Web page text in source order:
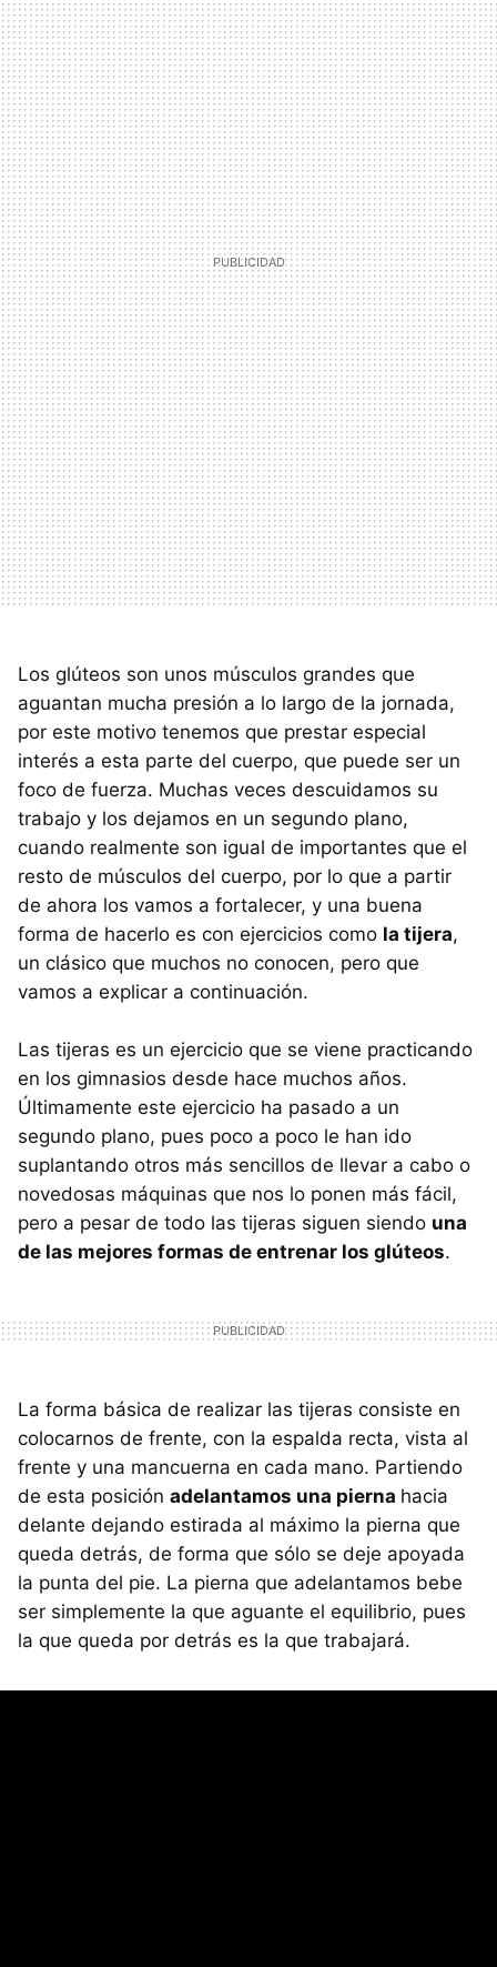
Los glúteos son unos músculos grandes que
aguantan mucha presión a lo largo de la jornada,
por este motivo tenemos que prestar especial
interés a esta parte del cuerpo, que puede ser un
foco de fuerza. Muchas veces descuidamos su
trabajo y los dejamos en un segundo plano,
cuando realmente son igual de importantes que el
resto de músculos del cuerpo, por lo que a partir
de ahora los vamos a fortalecer, y una buena
forma de hacerlo es con ejercicios como la tijera,
un clásico que muchos no conocen, pero que
vamos a explicar a continuación.
Las tijeras es un ejercicio que se viene practicando
en los gimnasios desde hace muchos años.
Últimamente este ejercicio ha pasado a un
segundo plano, pues poco a poco le han ido
suplantando otros más sencillos de llevar a cabo o
novedosas máquinas que nos lo ponen más fácil,
pero a pesar de todo las tijeras siguen siendo una
de las mejores formas de entrenar los glúteos.
La forma básica de realizar las tijeras consiste en
colocarnos de frente, con la espalda recta, vista al
frente y una mancuerna en cada mano. Partiendo
de esta posición adelantamos una pierna hacia
delante dejando estirada al máximo la pierna que
queda detrás, de forma que sólo se deje apoyada
la punta del pie. La pierna que adelantamos bebe
ser simplemente la que aguante el equilibrio, pues
la que queda por detrás es la que trabajará.